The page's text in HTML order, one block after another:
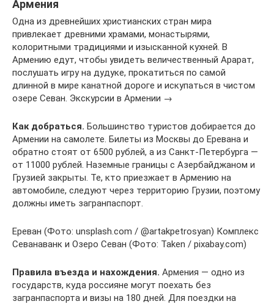
Армения
Одна из древнейших христианских стран мира
привлекает древними храмами, монастырями,
колоритными традициями и изысканной кухней. В
Армению едут, чтобы увидеть величественный Арарат,
послушать игру на дудуке, прокатиться по самой
длинной в мире канатной дороге и искупаться в чистом
озере Севан. Экскурсии в Армении →
Как добраться. Большинство туристов добирается до
Армении на самолете. Билеты из Москвы до Еревана и
обратно стоят от 6500 рублей, а из Санкт-Петербурга —
от 11000 рублей. Наземные границы с Азербайджаном и
Грузией закрыты. Те, кто приезжает в Армению на
автомобиле, следуют через территорию Грузии, поэтому
должны иметь загранпаспорт.
Ереван (Фото: unsplash.com / @artakpetrosyan) Комплекс
Севанаванк и Озеро Севан (Фото: Taken / pixabay.com)
Правила въезда и нахождения. Армения — одно из
государств, куда россияне могут поехать без
загранпаспорта и визы на 180 дней. Для поездки на